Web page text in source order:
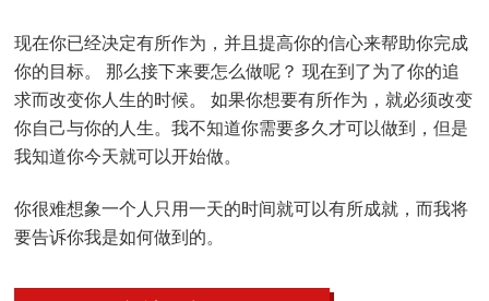
现在你已经决定有所作为，并且提高你的信心来帮助你完成
你的目标。 那么接下来要怎么做呢？ 现在到了为了你的追
求而改变你人生的时候。 如果你想要有所作为，就必须改变
你自己与你的人生。我不知道你需要多久才可以做到，但是
我知道你今天就可以开始做。
你很难想象一个人只用一天的时间就可以有所成就，而我将
要告诉你我是如何做到的。